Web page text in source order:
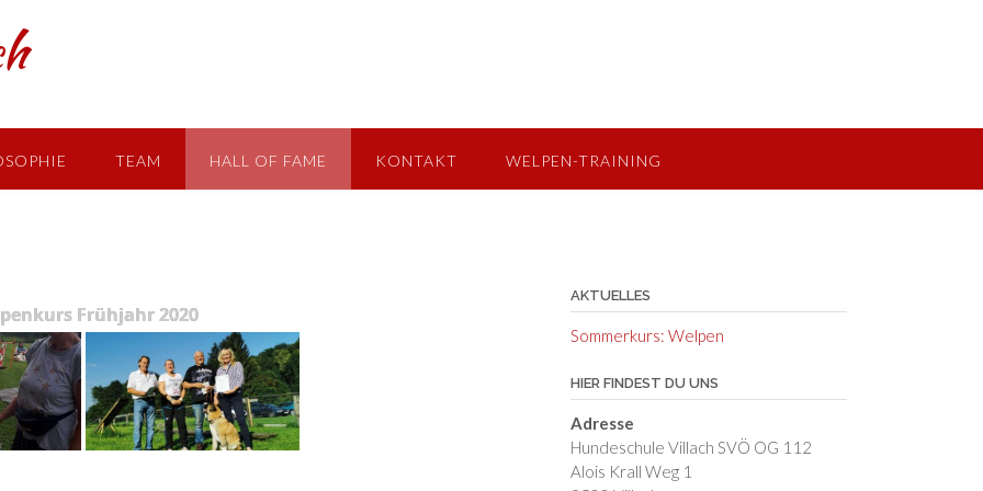
TEAM HALL OF FAME KONTAKT WELPEN-TRAINING
Frühjahr 2020
AKTUELLES
Sommerkurs: Welpen
HIER FINDEST DU UNS
Adresse
Hundeschule Villach SVÖ OG 112
Alois Krall Weg 1